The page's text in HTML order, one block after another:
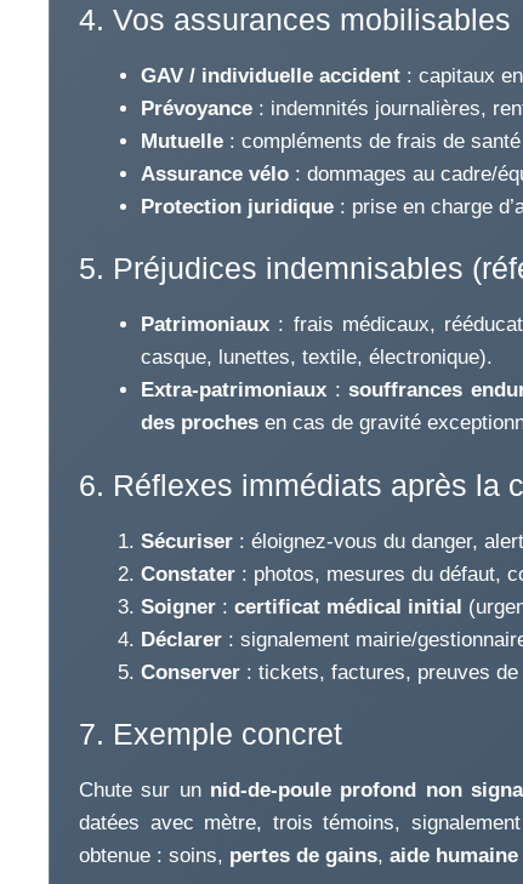
4. Vos assurances mobilisables
GAV / individuelle accident : capitaux
Prévoyance : indemnités journalières,
Mutuelle : compléments de frais de
Assurance vélo : dommages au cadre/
Protection juridique : prise en charge
5. Préjudices indemnisables
Patrimoniaux : frais médicaux,
casque, lunettes, textile, électronique).
Extra-patrimoniaux :souffrances
des proches en cas de gravité
6. Réflexes immédiats après la
Sécuriser : éloignez-vous du danger,
Constater : photos, mesures du défaut,
Soigner : certificat médical initial
Déclarer : signalement mairie/
Conserver : tickets, factures, preuves
7. Exemple concret
Chute sur un nid-de-poule profond non
datées avec mètre, trois témoins,
obtenue : soins, pertes de gains, aide humaine